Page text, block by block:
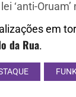
‘anti-
em
da Rua.